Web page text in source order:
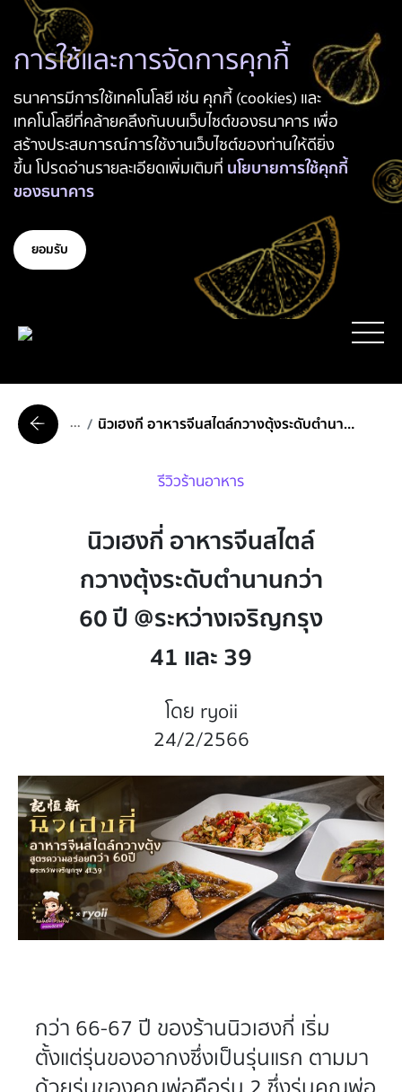
การใช้และการจัดการคุกกี้
ธนาคารมีการใช้เทคโนโลยี เช่น คุกกี้ (cookies) และ
เทคโนโลยีที่คล้ายคลึงกันบนเว็บไซต์ของธนาคาร เพื่อ
สร้างประสบการณ์การใช้งานเว็บไซต์ของท่านให้ดียิ่ง
ขึ้น โปรดอ่านรายละเอียดเพิ่มเติมที่ นโยบายการใช้คุกกี้
ของธนาคาร
ยอมรับ
... นิวเฮงกี่ อาหารจีนสไตล์กวางตุ้งระดับตำนานกว่า 60 ปี @ระหว่างเจริญกรุง 41 และ 39
รีวิวร้านอาหาร
นิวเฮงกี่ อาหารจีนสไตล์
กวางตุ้งระดับตำนานกว่า
60 ปี @ระหว่างเจริญกรุง
41 และ 39
โดย ryoii
24/2/2566
กว่า 66-67 ปี ของร้านนิวเฮงกี่ เริ่ม
ตั้งแต่รุ่นของอากงซึ่งเป็นรุ่นแรก ตามมา